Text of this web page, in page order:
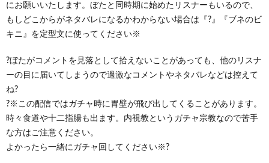
にお願いいたします。ぼたと同時期に始めたリスナーもいるので、
もしどこからがネタバレになるかわからない場合は『?』『ブネのビ
キニ』を定型文に使ってください※
?ぼたがコメントを見落として拾えないことがあっても、他のリスナ
ーの目に届いてしまうので過激なコメントやネタバレなどは控えて
ね?
?※この配信ではガチャ時に胃壁が飛び出してくることがあります。
時々食道や十二指腸も出ます。内視教というガチャ宗教なので苦手
な方はご注意ください。
よかったら一緒にガチャ回してください※?